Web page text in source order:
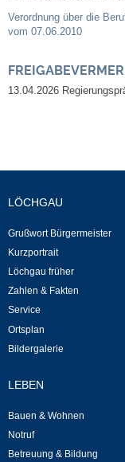
Neuapostolische
Hallen & Säle
Hallen- und
Soziale
Gesundheit
Freizeit
Veranstaltungen &
Verordnung über die
vom 07.06.2010
13.04.2026
LÖCHGAU
Grußwort Bürgermeister
Kurzportrait
Löchgau früher
Zahlen & Fakten
Service
Ortsplan
Bildergalerie
LEBEN
Bauen & Wohnen
Notruf
Betreuung & Bildung